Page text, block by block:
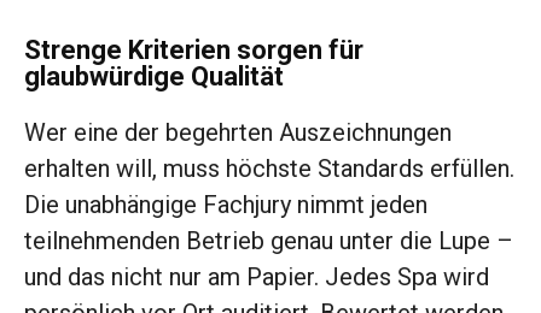
Strenge Kriterien sorgen für
glaubwürdige Qualität
Wer eine der begehrten Auszeichnungen
erhalten will, muss höchste Standards erfüllen.
Die unabhängige Fachjury nimmt jeden
teilnehmenden Betrieb genau unter die Lupe –
und das nicht nur am Papier. Jedes Spa wird